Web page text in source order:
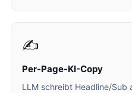
✍️
Per-Page-KI-Copy
LLM schreibt Headline/Sub